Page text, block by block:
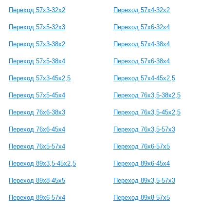
Переход 57х3-32х2 Переход 57х4-32х2
Переход 57х5-32х3 Переход 57х6-32х4
Переход 57х3-38х2 Переход 57х4-38х4
Переход 57х5-38х4 Переход 57х6-38х4
Переход 57х3-45х2,5 Переход 57х4-45х2,5
Переход 57х5-45х4 Переход 76х3,5-38х2,5
Переход 76х6-38х3 Переход 76х3,5-45х2,5
Переход 76х6-45х4 Переход 76х3,5-57х3
Переход 76х5-57х4 Переход 76х6-57х5
Переход 89х3,5-45х2,5 Переход 89х6-45х4
Переход 89х8-45х5 Переход 89х3,5-57х3
Переход 89х6-57х4 Переход 89х8-57х5